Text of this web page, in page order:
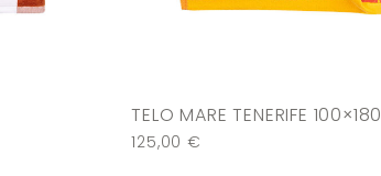
TELO MARE TENERIFE 100×180
125,00€